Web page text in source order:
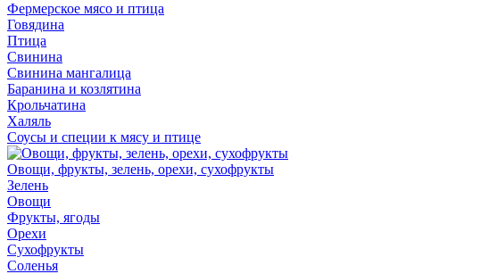
Фермерское мясо и птица
Говядина
Птица
Свинина
Свинина мангалица
Баранина и козлятина
Крольчатина
Халяль
Соусы и специи к мясу и птице
Овощи, фрукты, зелень, орехи, сухофрукты
Зелень
Овощи
Фрукты, ягоды
Орехи
Сухофрукты
Соленья